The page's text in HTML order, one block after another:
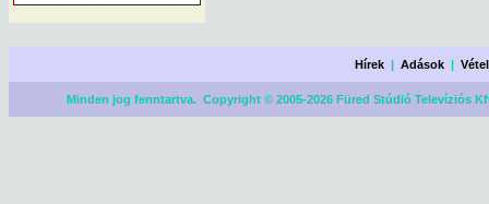
Hírek |Adások |
Minden jog fenntartva. Copyright © 2005-2026 Füred Stúdió Televíziós